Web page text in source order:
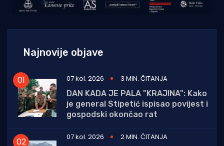
Najnovije objave
07 kol. 2026
3 MIN. ČITANJA
DAN KADA JE PALA "KRAJINA": Kako
je general Stipetić ispisao povijest i
gospodski okončao rat
07 kol. 2026
2 MIN. ČITANJA